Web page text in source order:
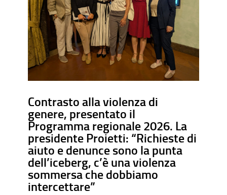
Contrasto alla violenza di
genere, presentato il
Programma regionale 2026. La
presidente Proietti: “Richieste di
aiuto e denunce sono la punta
dell’iceberg, c’è una violenza
sommersa che dobbiamo
intercettare”